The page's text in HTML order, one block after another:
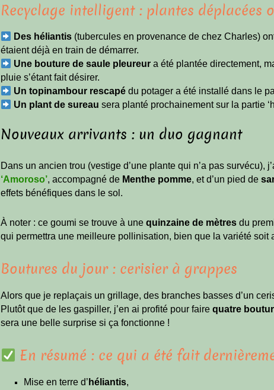
Recyclage intelligent : plantes déplacées
Des héliantis (tubercules en provenance de chez Charles)
étaient déjà en train de démarrer.
Une bouture de saule pleureur a été plantée directement,
pluie s’étant fait désirer.
Un topinambour rescapé du potager a été installé dans le
Un plant de sureau sera planté prochainement sur la partie
Nouveaux arrivants : un duo gagnant
Dans un ancien trou (vestige d’une plante qui n’a pas survécu),
‘Amoroso’, accompagné de Menthe pomme, et d’un pied de
effets bénéfiques dans le sol.
À noter : ce goumi se trouve à unequinzaine de mètres du
qui permettra une meilleure pollinisation, bien que la variété soit
Boutures du jour : cerisier à grappes
Alors que je replaçais un grillage, des branches basses d’un
Plutôt que de les gaspiller, j’en ai profité pour fairequatre
sera une belle surprise si ça fonctionne !
En résumé : ce qui a été fait
Mise en terre d’ héliantis,